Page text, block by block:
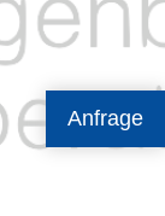
Anfrage